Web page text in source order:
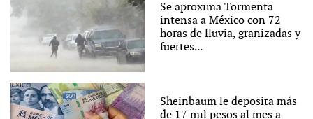
Se aproxima Tormenta
intensa a México con 72
horas de lluvia, granizadas y
fuertes...
Sheinbaum le deposita más
de 17 mil pesos al mes a